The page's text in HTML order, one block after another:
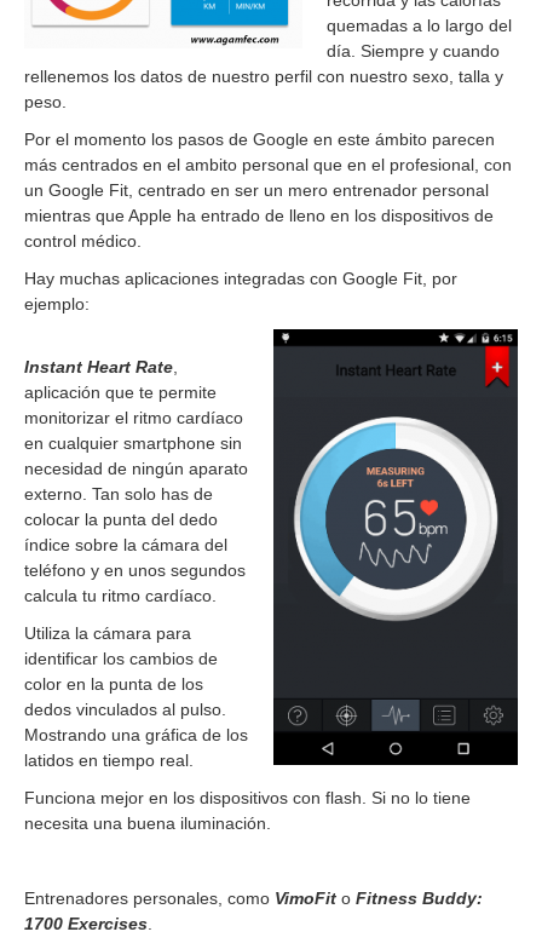
quemadas a lo largo del
día. Siempre y cuando
rellenemos los datos de nuestro perfil con nuestro sexo, talla y
peso.
Por el momento los pasos de Google en este ámbito parecen
más centrados en el ambito personal que en el profesional, con
un Google Fit, centrado en ser un mero entrenador personal
mientras que Apple ha entrado de lleno en los dispositivos de
control médico.
Hay muchas aplicaciones integradas con Google Fit, por
ejemplo:
Instant Heart Rate
aplicación que te permite
monitorizar el ritmo cardíaco
en cualquier smartphone sin
necesidad de ningún aparato
externo. Tan solo has de
colocar la punta del dedo
índice sobre la cámara del
teléfono y en unos segundos
calcula tu ritmo cardíaco.
Utiliza la cámara para
identificar los cambios de
color en la punta de los
dedos vinculados al pulso.
Mostrando una gráfica de los
latidos en tiempo real.
Funciona mejor en los dispositivos con flash. Si no lo tiene
necesita una buena iluminación.
Entrenadores personales, como VimoFit o Fitness Buddy:
1700 Exercises